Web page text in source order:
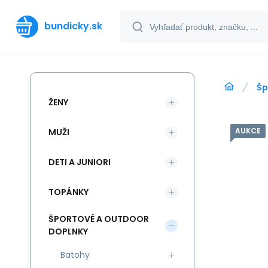
bundicky.sk
AUKCE
ŽENY
MUŽI
DETI A JUNIORI
TOPÁNKY
ŠPORTOVÉ A OUTDOOR
DOPLNKY
Batohy